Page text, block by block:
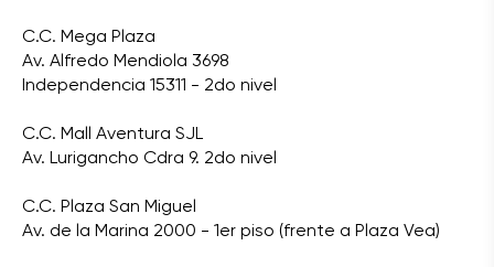
C.C. Mega Plaza
Av. Alfredo Mendiola 3698
Independencia 15311 - 2do nivel
C.C. Mall Aventura SJL
Av. Lurigancho Cdra 9. 2do nivel
C.C. Plaza San Miguel
Av. de la Marina 2000 - 1er piso (frente a Plaza Vea)